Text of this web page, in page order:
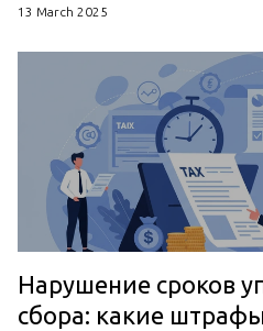
13 March 2025
Нарушение сроков
сбора: какие